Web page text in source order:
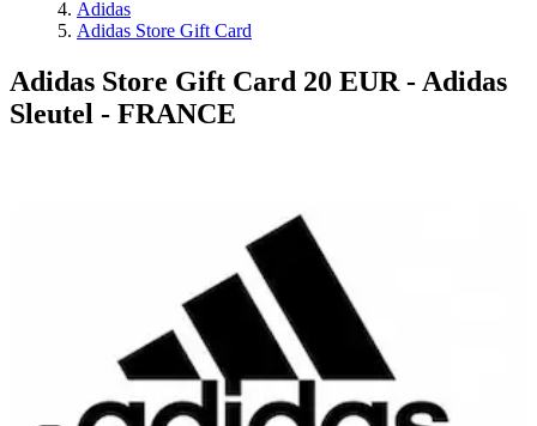
Adidas
Adidas Store Gift Card
Adidas Store Gift Card 20 EUR - Adidas
Sleutel - FRANCE